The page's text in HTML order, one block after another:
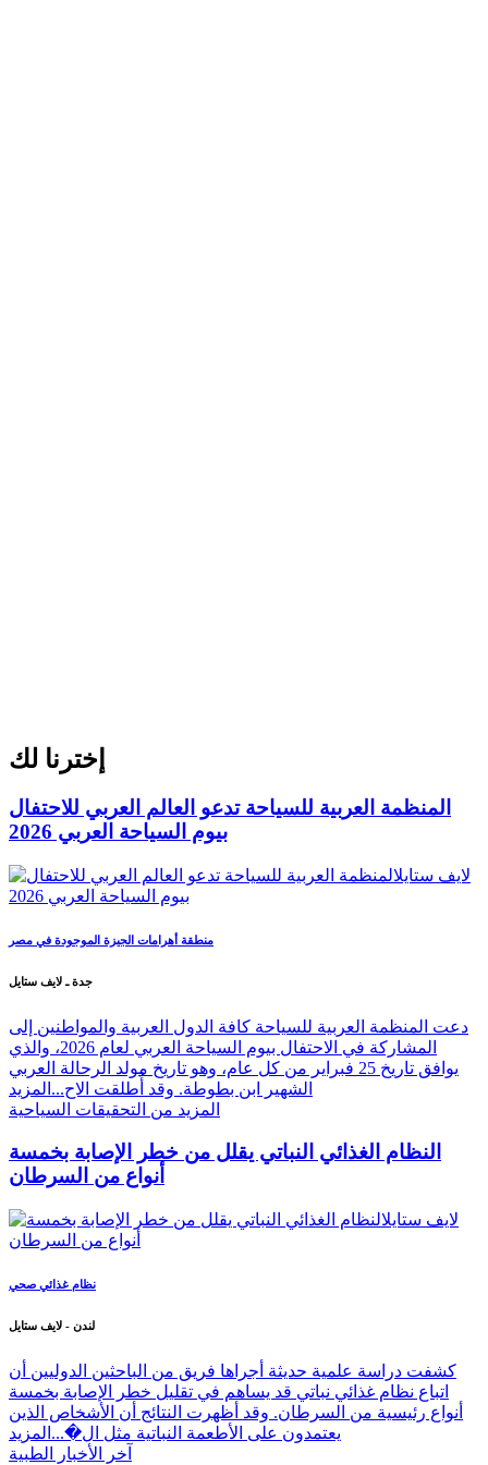
إخترنا لك
المنظمة العربية للسياحة تدعو العالم العربي للاحتفال
بيوم السياحة العربي 2026
منطقة أهرامات الجيزة الموجودة في مصر
جدة ـ لايف ستايل
دعت المنظمة العربية للسياحة كافة الدول العربية والمواطنين إلى
المشاركة في الاحتفال بيوم السياحة العربي لعام 2026، والذي
يوافق تاريخ 25 فبراير من كل عام، وهو تاريخ مولد الرحالة العربي
الشهير ابن بطوطة. وقد أُطلقت الاح... المزيد
المزيد من التحقيقات السياحية
النظام الغذائي النباتي يقلل من خطر الإصابة بخمسة
أنواع من السرطان
نظام غذائي صحي
لندن - لايف ستايل
كشفت دراسة علمية حديثة أجراها فريق من الباحثين الدوليين أن
اتباع نظام غذائي نباتي قد يساهم في تقليل خطر الإصابة بخمسة
أنواع رئيسية من السرطان. وقد أظهرت النتائج أن الأشخاص الذين
يعتمدون على الأطعمة النباتية مثل ال�... المزيد
آخر الأخبار الطبية